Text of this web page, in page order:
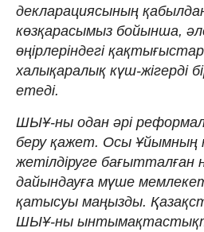
декларациясының
көзқарасымыз бойынша,
өңірлеріндегі
халықаралық күш-жігерді
етеді.
ШЫҰ-ны одан әрі
беру қажет. Осы Ұйымның
жетілдіруге бағытталған
дайындауға мүше
қатысуы маңызды.
ШЫҰ-ны